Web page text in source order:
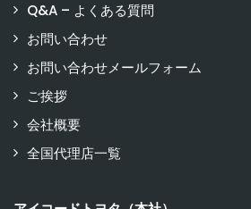
Q&A – よくある質問
お問い合わせ
お問い合わせメールフォーム
ご挨拶
会社概要
全国代理店一覧